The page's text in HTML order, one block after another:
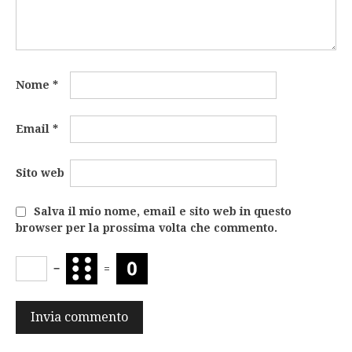
Nome *
Email *
Sito web
Salva il mio nome, email e sito web in questo
browser per la prossima volta che commento.
− =